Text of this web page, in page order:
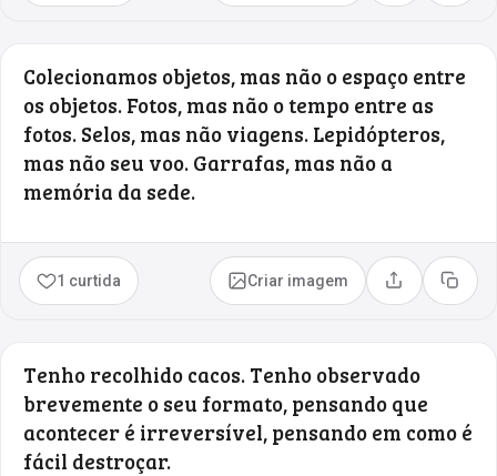
Colecionamos objetos, mas não o espaço entre
os objetos. Fotos, mas não o tempo entre as
fotos. Selos, mas não viagens. Lepidópteros,
mas não seu voo. Garrafas, mas não a
memória da sede.
1 curtida Criar imagem Compartilhar
Copiar
Tenho recolhido cacos. Tenho observado
brevemente o seu formato, pensando que
acontecer é irreversível, pensando em como é
fácil destroçar.